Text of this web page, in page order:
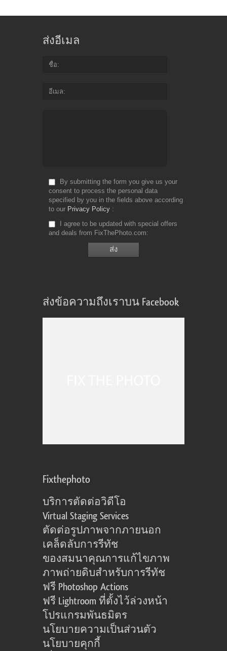
ส่งอีเมล
ชื่อ
อีเมล
By submitting the form you give us your
consent to process the personal data
specified by you in the fields above according
to our Privacy Policy
I agree to be updated with special offers
and deals from FixThePhoto.com
ส่งข้อความถึงเราบน Facebook
Fixthephoto
บริการตัดต่อวิดีโอ
Virtual Staging Services
ตัดต่อรูปภาพจากภายนอก
เคล็ดลับการรีทัช
ของสมนาคุณการแก้ไขภาพ
ภาพถ่ายดิบสำหรับการรีทัช
ฟรี Photoshop Actions
ฟรี Lightroom ที่ตั้งไว้ล่วงหน้า
โปรแกรมพันธมิตร
นโยบายความเป็นส่วนตัว
นโยบายคุกกี้